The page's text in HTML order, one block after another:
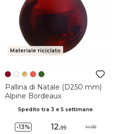
Materiale riciclato
Pallina di Natale (D250 mm)
Alpine Bordeaux
Spedito tra 3 e 5 settimane
-13% 12.99 14.99